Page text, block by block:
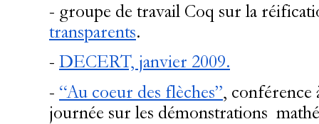
- groupe de travail Coq sur la
transparents.
- DECERT, janvier 2009.
- “Au coeur des flèches”, conférence
journée sur les démonstrations